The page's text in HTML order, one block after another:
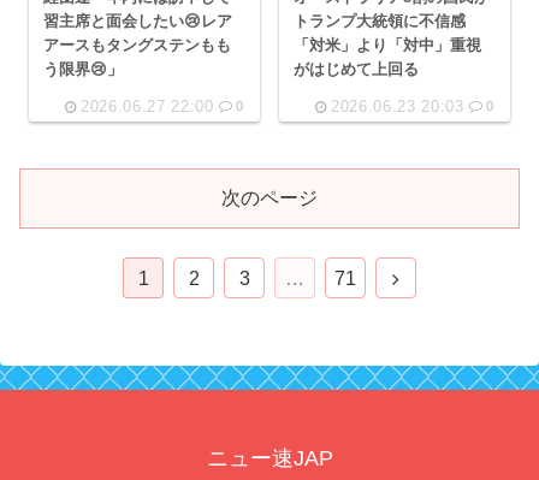
習主席と面会したい😢レア
アースもタングステンもも
う限界😢」
2026.06.27 22:00 0
トランプ大統領に不信感
「対米」より「対中」重視
がはじめて上回る
2026.06.23 20:03 0
次のページ
1 2 3 … 71
次
ニュー速JAP